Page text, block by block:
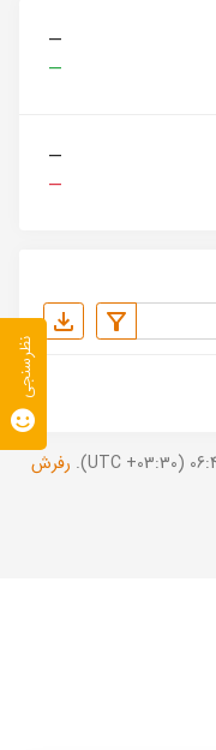
—
—
—
—
رفرش
نظرسنجی